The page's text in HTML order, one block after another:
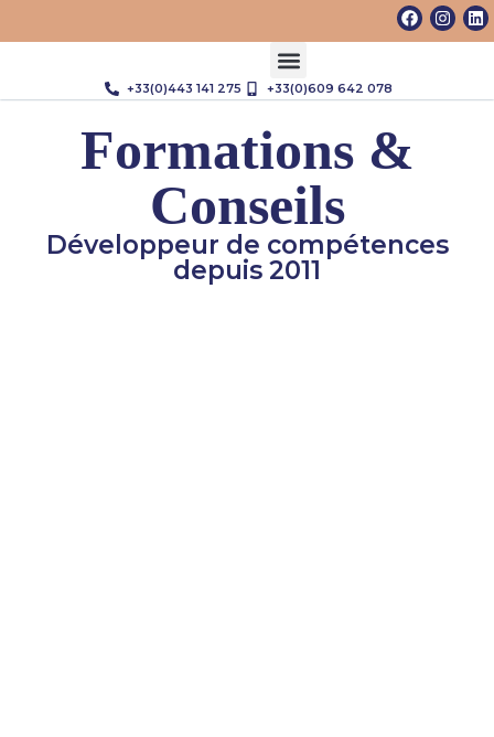
+33(0)443 141 275 +33(0)609 642 078
Formations &
Conseils
Développeur de compétences
depuis 2011